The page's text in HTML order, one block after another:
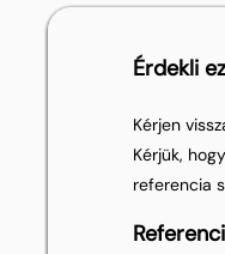
Érdekli
Kérjen
Kérjük,
referencia